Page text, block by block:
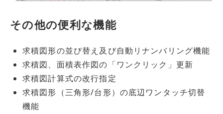
その他の便利な機能
求積図形の並び替え及び自動リナンバリング機能
求積図、面積表作図の「ワンクリック」更新
求積図計算式の改行指定
求積図形（三角形/台形）の底辺ワンタッチ切替
機能